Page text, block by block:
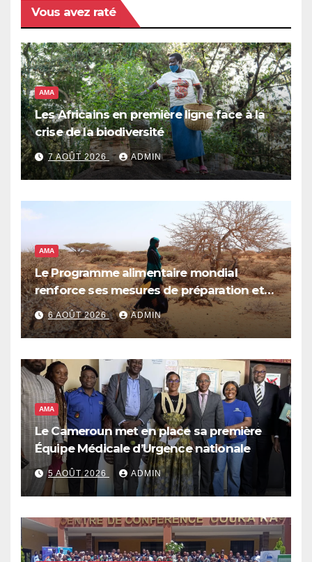
Vous avez raté
AMA
Les Africains en première ligne face à la
crise de la biodiversité
7 AOÛT 2026 ADMIN
AMA
Le Programme alimentaire mondial
renforce ses mesures de préparation et
de réponse face à la menace d’El Niño,
qui pourrait plonger des dizaines de
millions de personnes dans l’insécurité
alimentaire aiguë
6 AOÛT 2026 ADMIN
AMA
Le Cameroun met en place sa première
Équipe Médicale d’Urgence nationale
5 AOÛT 2026 ADMIN